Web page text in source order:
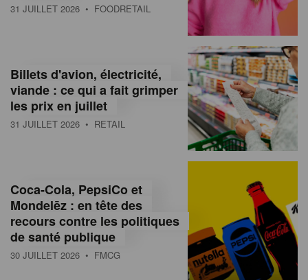
s
s
u
e
e
31 JUILLET 2026 • FOODRETAIL
Billets d'avion, électricité,
viande : ce qui a fait grimper
les prix en juillet
31 JUILLET 2026 • RETAIL
Coca-Cola, PepsiCo et
Mondelēz : en tête des
recours contre les politiques
de santé publique
30 JUILLET 2026 • FMCG